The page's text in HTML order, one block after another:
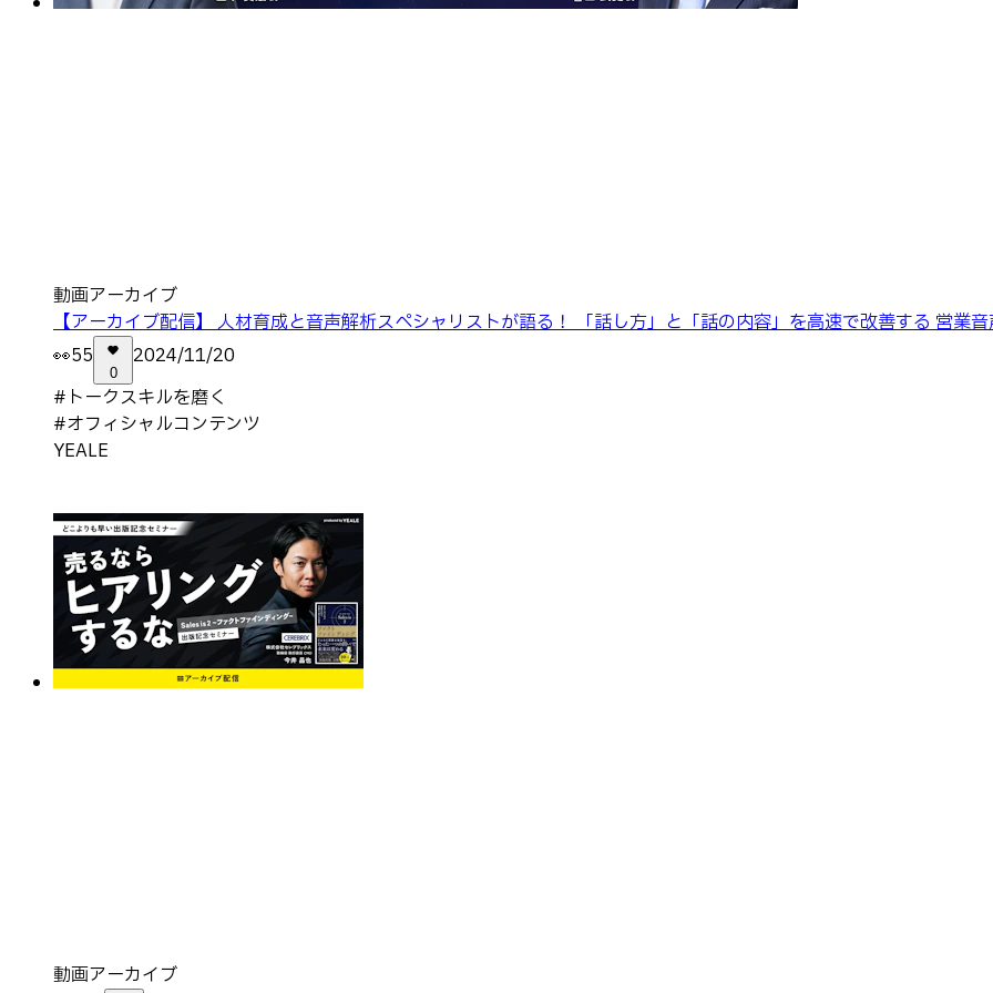
動画アーカイブ
【アーカイブ配信】 人材育成と音声解析スペシャリストが語る！ 「話し方」と「話の内容」を高速で改善する 営業
👀55
0
2024/11/20
# トークスキルを磨く
#オフィシャルコンテンツ
YEALE
動画アーカイブ